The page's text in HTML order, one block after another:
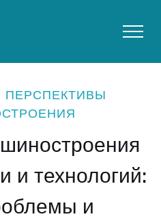
и технологий:
и